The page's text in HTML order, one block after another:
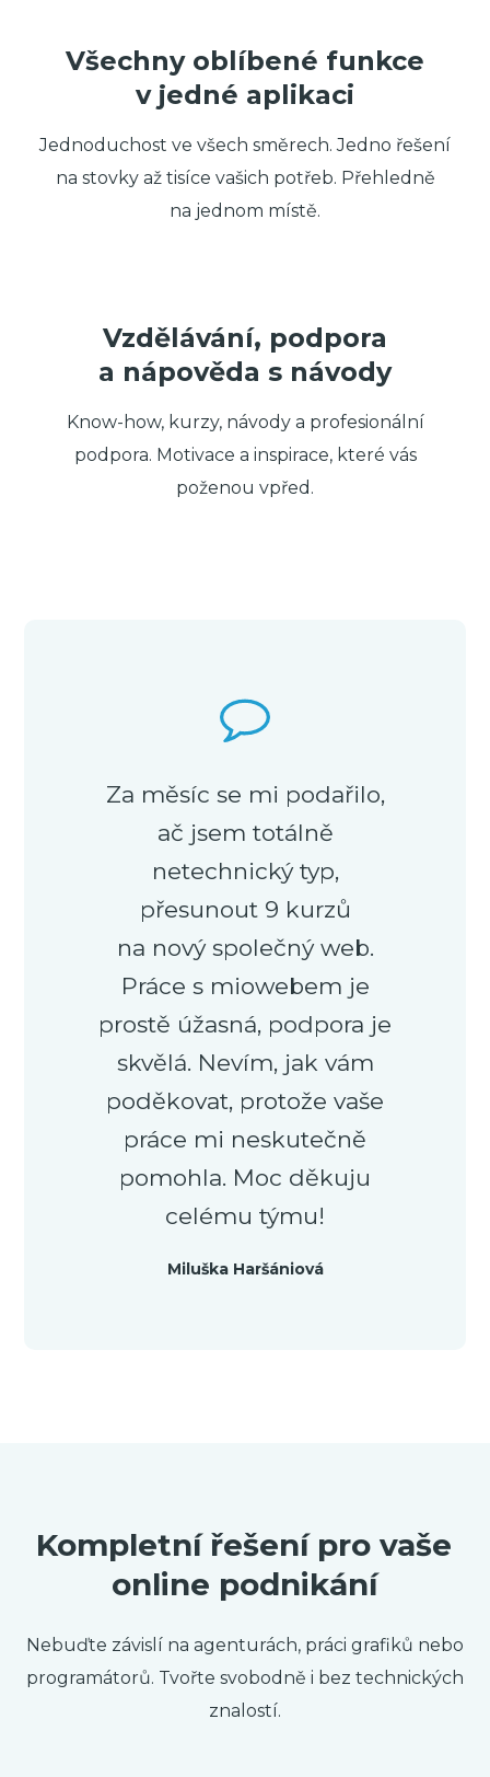
Všechny oblíbené funkce
v jedné aplikaci
Jednoduchost ve všech směrech. Jedno řešení
na stovky až tisíce vašich potřeb. Přehledně
na jednom místě.
Vzdělávání, podpora
a nápověda s návody
Know-how, kurzy, návody a profesionální
podpora. Motivace a inspirace, které vás
poženou vpřed.
Za měsíc se mi podařilo,
ač jsem totálně
netechnický typ,
přesunout 9 kurzů
na nový společný web.
Práce s miowebem je
prostě úžasná, podpora je
skvělá. Nevím, jak vám
poděkovat, protože vaše
práce mi neskutečně
pomohla. Moc děkuju
celému týmu!
Miluška Haršániová
Kompletní řešení pro vaše
online podnikání
Nebuďte závislí na agenturách, práci grafiků nebo
programátorů. Tvořte svobodně i bez technických
znalostí.